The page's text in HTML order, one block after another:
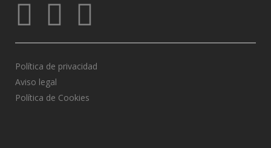
Política de privacidad
Aviso legal
Política de Cookies